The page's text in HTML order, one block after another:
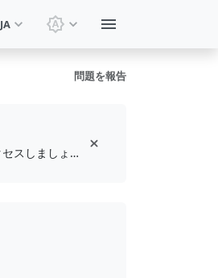
JA テーマを切り替え: システ
問題を報告
無料のブラウザ拡張機能をインストールして、お気に入りのツールをブックマークし、ツールバーからすばやくアクセスしましょう